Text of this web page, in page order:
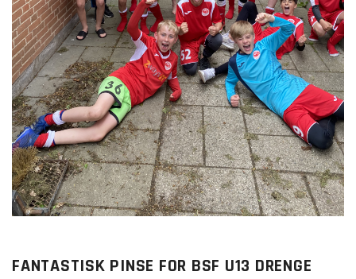
FANTASTISK PINSE FOR BSF U13 DRENGE